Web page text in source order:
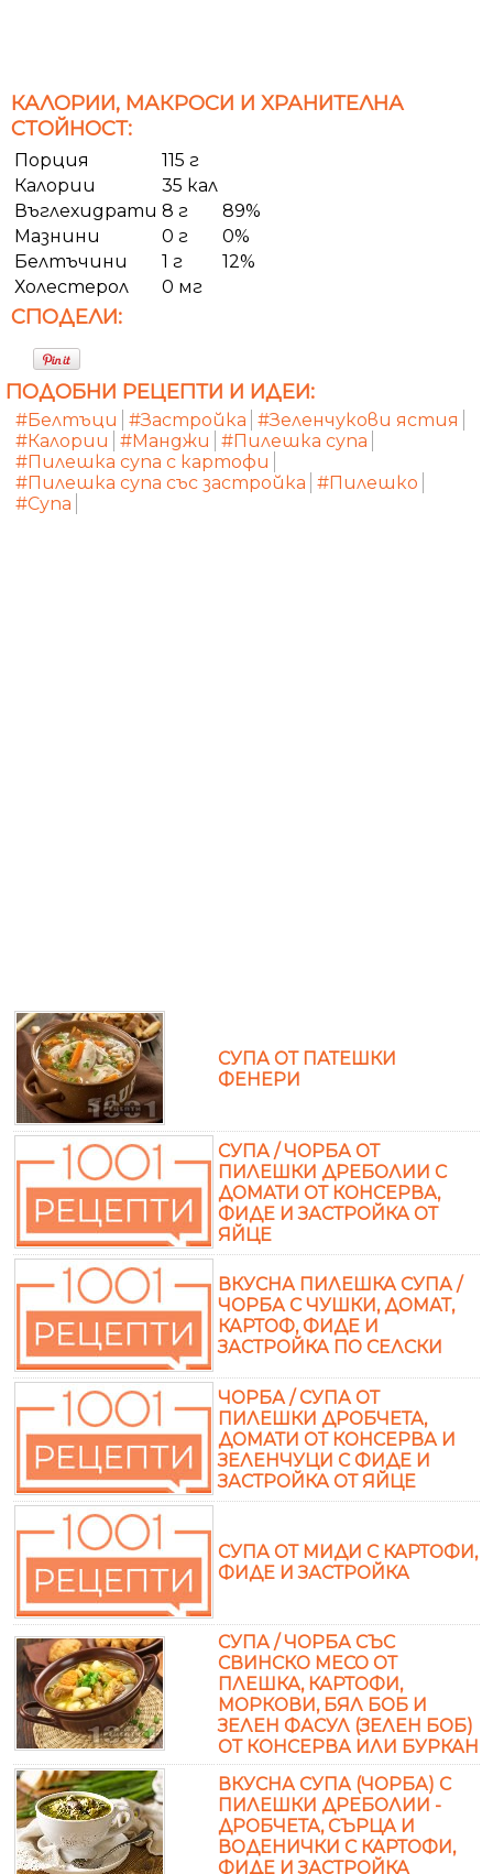
КАЛОРИИ, МАКРОСИ И ХРАНИТЕЛНА
СТОЙНОСТ:
Порция
115 г
Калории
35 кал
Въглехидрати 8 г
89%
Мазнини
0 г
0%
Белтъчини
1 г
12%
Холестерол
0 мг
СПОДЕЛИ:
ПОДОБНИ РЕЦЕПТИ И ИДЕИ:
#Белтъци #Застройка #Зеленчукови ястия
#Калории
#Манджи
#Пилешка супа
#Пилешка супа с картофи
#Пилешка супа със застройка #Пилешко
#Супа
СУПА ОТ ПАТЕШКИ
ФЕНЕРИ
СУПА / ЧОРБА ОТ
ПИЛЕШКИ ДРЕБОЛИИ С
ДОМАТИ ОТ КОНСЕРВА,
ФИДЕ И ЗАСТРОЙКА ОТ
ЯЙЦЕ
ВКУСНА ПИЛЕШКА СУПА /
ЧОРБА С ЧУШКИ, ДОМАТ,
КАРТОФ, ФИДЕ И
ЗАСТРОЙКА ПО СЕЛСКИ
ЧОРБА / СУПА ОТ
ПИЛЕШКИ ДРОБЧЕТА,
ДОМАТИ ОТ КОНСЕРВА И
ЗЕЛЕНЧУЦИ С ФИДЕ И
ЗАСТРОЙКА ОТ ЯЙЦЕ
СУПА ОТ МИДИ С КАРТОФИ,
ФИДЕ И ЗАСТРОЙКА
СУПА / ЧОРБА СЪС
СВИНСКО МЕСО ОТ
ПЛЕШКА, КАРТОФИ,
МОРКОВИ, БЯЛ БОБ И
ЗЕЛЕН ФАСУЛ (ЗЕЛЕН БОБ)
ОТ КОНСЕРВА ИЛИ БУРКАН
ВКУСНА СУПА (ЧОРБА) С
ПИЛЕШКИ ДРЕБОЛИИ -
ДРОБЧЕТА, СЪРЦА И
ВОДЕНИЧКИ С КАРТОФИ,
ФИДЕ И ЗАСТРОЙКА